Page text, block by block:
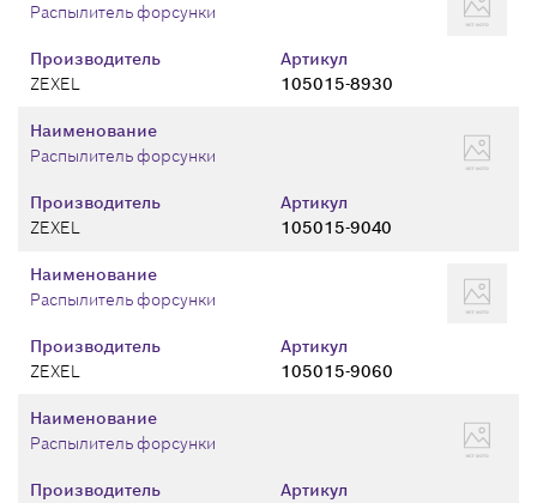
Производитель
ZEXEL
Артикул
105015-8930
Распылитель форсунки
Производитель
ZEXEL
Артикул
105015-9040
Наименование
Распылитель форсунки
Производитель
ZEXEL
Артикул
105015-9060
Наименование
Распылитель форсунки
Производитель
Артикул
Наименование
Распылитель форсунки